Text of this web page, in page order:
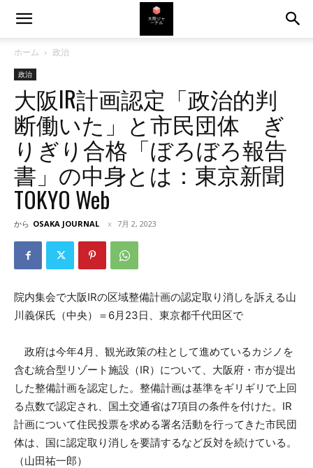
ホーム 政治
政治
大阪IR計画認定「政治的判
断働いた」と市民団体 ぎ
りぎり合格「ぼろぼろ報告
書」の中身とは：東京新聞
TOKYO Web
から OSAKA JOURNAL 7月 2, 2023
院内集会で大阪IRの区域整備計画の認定取り消しを訴える山
川義保氏（中央）＝6月23日、東京都千代田区で
政府は今年4月、観光政策の柱として進めているカジノを
含む統合型リゾート施設（IR）について、大阪府・市が提出
した整備計画を認定した。整備計画は基準をギリギリで上回
る点数で認定され、国土交通省は7項目の条件を付けた。IR
計画について住民投票を求める署名活動を行ってきた市民団
体は、国に認定取り消しを要請するなど反対を続けている。
（山田祐一郎）